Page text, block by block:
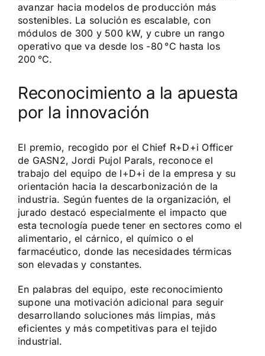
avanzar hacia modelos de producción más
sostenibles. La solución es escalable, con
módulos de 300 y 500 kW, y cubre un rango
operativo que va desde los -80 °C hasta los
200 °C.
Reconocimiento a la apuesta
por la innovación
El premio, recogido por el Chief R+D+i Officer
de GASN2, Jordi Pujol Parals, reconoce el
trabajo del equipo de I+D+i de la empresa y su
orientación hacia la descarbonización de la
industria. Según fuentes de la organización, el
jurado destacó especialmente el impacto que
esta tecnología puede tener en sectores como el
alimentario, el cárnico, el químico o el
farmacéutico, donde las necesidades térmicas
son elevadas y constantes.
En palabras del equipo, este reconocimiento
supone una motivación adicional para seguir
desarrollando soluciones más limpias, más
eficientes y más competitivas para el tejido
industrial.